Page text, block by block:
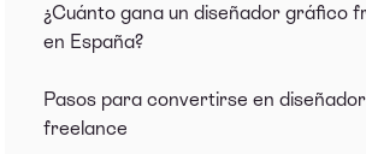
¿Cuánto gana un diseñador gráfico
en España?
Pasos para convertirse en
freelance